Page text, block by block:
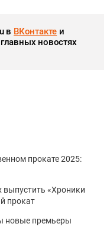
в ВКонтакте и
новостях
прокате 2025:
выпустить «Хроники
прокат
новые премьеры